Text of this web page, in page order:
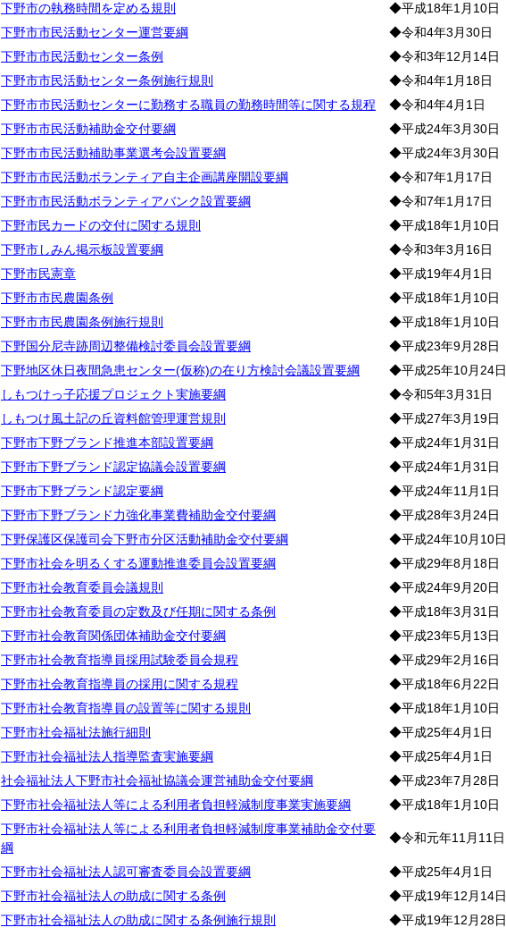
下野市の執務時間を定める規則
◆平成18年1月10日
下野市市民活動センター運営要綱
◆令和4年3月30日
下野市市民活動センター条例
◆令和3年12月14日
下野市市民活動センター条例施行規則
◆令和4年1月18日
下野市市民活動センターに勤務する職員の勤務時間等に関する規程
◆令和4年4月1日
下野市市民活動補助金交付要綱
◆平成24年3月30日
下野市市民活動補助事業選考会設置要綱
◆平成24年3月30日
下野市市民活動ボランティア自主企画講座開設要綱
◆令和7年1月17日
下野市市民活動ボランティアバンク設置要綱
◆令和7年1月17日
下野市民カードの交付に関する規則
◆平成18年1月10日
下野市しみん掲示板設置要綱
◆令和3年3月16日
下野市民憲章
◆平成19年4月1日
下野市市民農園条例
◆平成18年1月10日
下野市市民農園条例施行規則
◆平成18年1月10日
下野国分尼寺跡周辺整備検討委員会設置要綱
◆平成23年9月28日
下野地区休日夜間急患センター(仮称)の在り方検討会議設置要綱
◆平成25年10月24日
しもつけっ子応援プロジェクト実施要綱
◆令和5年3月31日
しもつけ風土記の丘資料館管理運営規則
◆平成27年3月19日
下野市下野ブランド推進本部設置要綱
◆平成24年1月31日
下野市下野ブランド認定協議会設置要綱
◆平成24年1月31日
下野市下野ブランド認定要綱
◆平成24年11月1日
下野市下野ブランド力強化事業費補助金交付要綱
◆平成28年3月24日
下野保護区保護司会下野市分区活動補助金交付要綱
◆平成24年10月10日
下野市社会を明るくする運動推進委員会設置要綱
◆平成29年8月18日
下野市社会教育委員会議規則
◆平成24年9月20日
下野市社会教育委員の定数及び任期に関する条例
◆平成18年3月31日
下野市社会教育関係団体補助金交付要綱
◆平成23年5月13日
下野市社会教育指導員採用試験委員会規程
◆平成29年2月16日
下野市社会教育指導員の採用に関する規程
◆平成18年6月22日
下野市社会教育指導員の設置等に関する規則
◆平成18年1月10日
下野市社会福祉法施行細則
◆平成25年4月1日
下野市社会福祉法人指導監査実施要綱
◆平成25年4月1日
社会福祉法人下野市社会福祉協議会運営補助金交付要綱
◆平成23年7月28日
下野市社会福祉法人等による利用者負担軽減制度事業実施要綱
◆平成18年1月10日
下野市社会福祉法人等による利用者負担軽減制度事業補助金交付要
綱
◆令和元年11月11日
下野市社会福祉法人認可審査委員会設置要綱 ◆平成25年4月1日
下野市社会福祉法人の助成に関する条例
◆平成19年12月14日
下野市社会福祉法人の助成に関する条例施行規則
◆平成19年12月28日